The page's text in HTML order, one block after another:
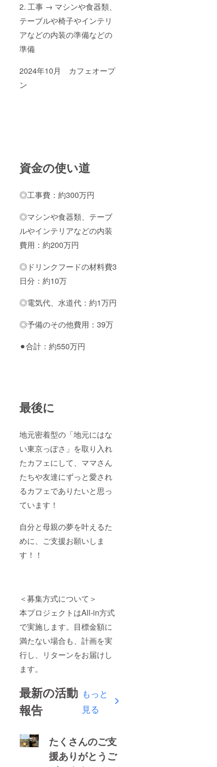
2. 工事 → マシンや食器類、
テーブルや椅子やインテリ
アなどの内装の準備などの
準備
2024年10月 カフェオープ
ン
資金の使い道
◎工事費：約300万円
◎マシンや食器類、テーブ
ルやインテリアなどの内装
費用：約200万円
◎ドリンクフードの材料費3
日分：約10万
◎電気代、水道代：約1万円
◎予備のその他費用：39万
⚫︎合計：約550万円
最後に
地元密着型の「地元にはな
い東京っぽさ」を取り入れ
たカフェにして、ママさん
たちや友達にずっと愛され
るカフェでありたいと思っ
ています！
自分と母親の夢を叶えるた
めに、ご支援お願いしま
す！！
＜募集方式について＞
本プロジェクトはAll-in方式
で実施します。目標金額に
満たない場合も、計画を実
行し、リターンをお届けし
ます。
最新の活動
報告
もっと
見る
たくさんのご支
援ありがとうご